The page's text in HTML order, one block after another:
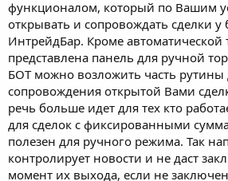
функционалом, который по Вашим
открывать и сопровождать сделки у
ИнтрейдБар. Кроме автоматической
представлена панель для ручной
БОТ можно возложить часть
сопровождения открытой Вами
речь больше идет для тех кто
для сделок с фиксированными
полезен для ручного режима. Так
контролирует новости и не даст
момент их выхода, если не